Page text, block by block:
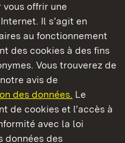
offrir une
Il s’agit en
au fonctionnement
des cookies à des fins
Vous trouverez de
avis de
des données. Le
de cookies et l’accès à
avec la loi
données des
Bade-Wurtemberg
Wurtemberg